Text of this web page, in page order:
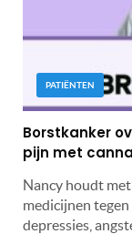
PATIËNTEN
Borstkanker
pijn met
Nancy houdt
medicijnen
depressies,